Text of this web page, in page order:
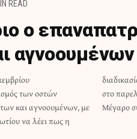
READ
ο
των οστών
και αγνοουμένων, με
να λέει πως η
συνέβη και
στο Προεδρικό
Μέγαρο